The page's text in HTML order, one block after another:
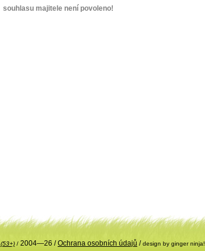
souhlasu majitele není povoleno!
(53+) / 2004—26 /Ochrana osobních údajů /design by ginger ninja!